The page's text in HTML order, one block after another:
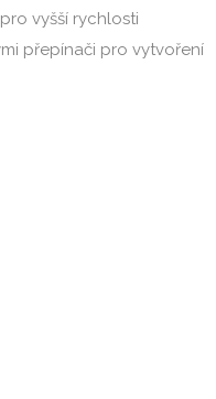
vyšší rychlosti
přepínači pro vytvoření